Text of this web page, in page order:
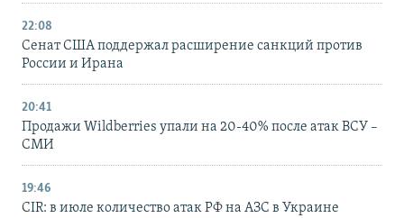
22:08
Сенат США поддержал расширение санкций против
России и Ирана
20:41
Продажи Wildberries упали на 20-40% после атак ВСУ –
СМИ
19:46
CIR: в июле количество атак РФ на АЗС в Украине